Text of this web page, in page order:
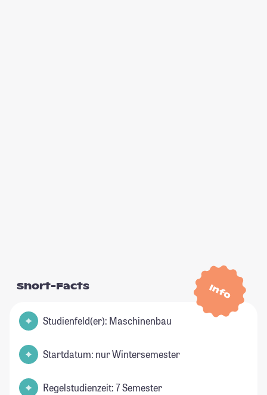
Info
Short-Facts
Studienfeld(er): Maschinenbau
Startdatum: nur Wintersemester
Regelstudienzeit: 7 Semester